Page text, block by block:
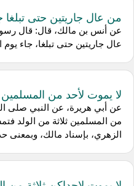
من عال جاريتين حتى تبلغا
عن أنس بن مالك، قال: قال
عال جاريتين حتى تبلغا، جاء
لا يموت لأحد من المسلمين
عن أبي هريرة، عن النبي صلى
من المسلمين ثلاثة من الولد
الزهري، بإسناد مالك، وبمعنى